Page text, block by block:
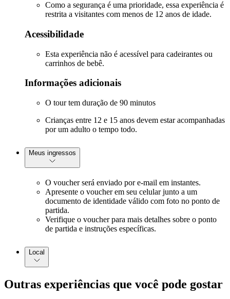
Como a segurança é uma prioridade, essa experiência é
restrita a visitantes com menos de 12 anos de idade.
Acessibilidade
Esta experiência não é acessível para cadeirantes ou
carrinhos de bebê.
Informações adicionais
O tour tem duração de 90 minutos
Crianças entre 12 e 15 anos devem estar acompanhadas
por um adulto o tempo todo.
Meus ingressos
O voucher será enviado por e-mail em instantes.
Apresente o voucher em seu celular junto a um
documento de identidade válido com foto no ponto de
partida.
Verifique o voucher para mais detalhes sobre o ponto
de partida e instruções específicas.
Local
Outras experiências que você pode gostar